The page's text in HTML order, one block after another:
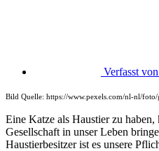
Verfasst von
Bild Quelle: https://www.pexels.com/nl-nl/
Eine Katze als Haustier zu haben,
Gesellschaft in unser Leben
Haustierbesitzer ist es unsere